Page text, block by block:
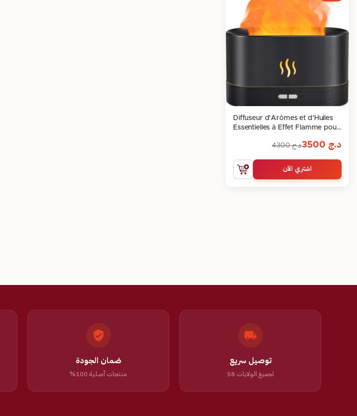
Diffuseur d’Arômes et d’Huiles
Essentielles à Effet Flamme pour
د.ج د.ج4300
اشتري الآن
توصيل سريع
لجميع الولايات 58
ضمان الجودة
منتجات أصلية 100%